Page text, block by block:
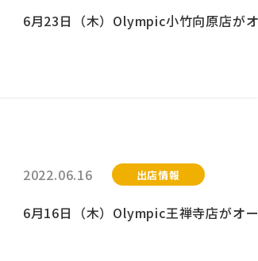
6月23日（木）Olympic小竹向原店がオ
2022.06.16 出店情報
6月16日（木）Olympic王禅寺店がオー